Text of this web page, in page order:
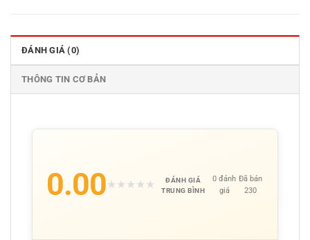
ĐÁNH GIÁ (0)
THÔNG TIN CƠ BẢN
0.00★ ★ ★ ★ ★
ĐÁNH GIÁ
TRUNG BÌNH
0 đánh
giá
Đã bán
230